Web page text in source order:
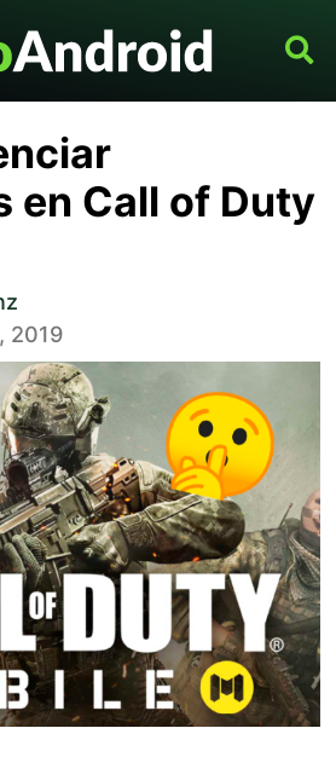
en Call of Duty
2019